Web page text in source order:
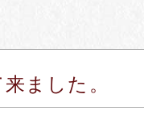
ました。